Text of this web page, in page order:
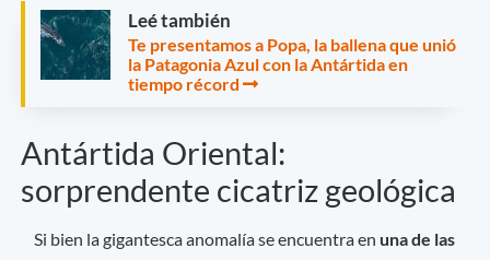
Leé también
Te presentamos a Popa, la ballena que unió
la Patagonia Azul con la Antártida en
tiempo récord
Antártida Oriental:
sorprendente cicatriz geológica
Si bien la gigantesca anomalía se encuentra en una de las